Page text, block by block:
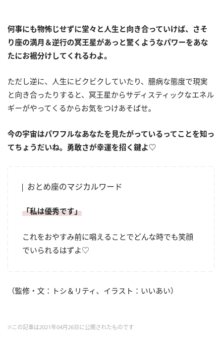
何事にも物怖じせずに堂々と人生と向き合っていけば、さそ
り座の満月＆逆行の冥王星があっと驚くようなパワーをあな
たにお裾分けしてくれるわよ。
ただし逆に、人生にビクビクしていたり、臆病な態度で現実
と向き合ったりすると、冥王星からサディスティックなエネル
ギーがやってくるからお気をつけあそばせ。
今の宇宙はパワフルなあなたを見たがっているってことを知っ
てちょうだいね。勇敢さが幸運を招く鍵よ♡
おとめ座のマジカルワード
「私は優秀です」
これをおやすみ前に唱えることでどんな時でも笑顔
でいられるはずよ♡
（監修・文：トシ＆リティ、イラスト：いいあい）
※この記事は2021年04月26日に公開されたものです